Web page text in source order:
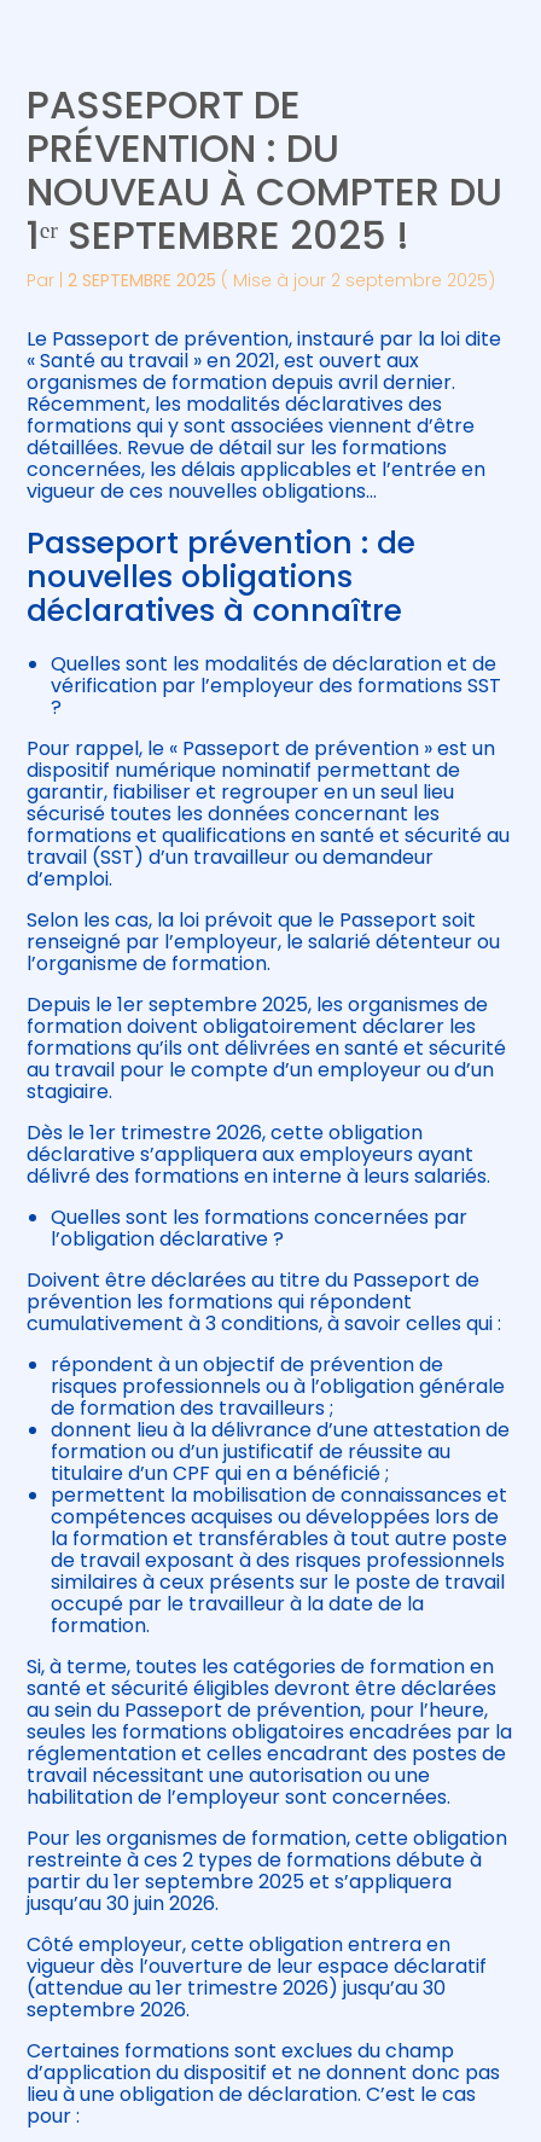
Gérer votre quotidien
Piloter votre entreprise
Développer votre entreprise
Être prêt pour la facturation
électronique
Suivre votre comptabilité
Gérer vos ressources humaines
PASSEPORT DE
PRÉVENTION : DU
NOUVEAU À COMPTER DU
1ᵉʳ SEPTEMBRE 2025 !
Par |2 SEPTEMBRE 2025 ( Mise à jour 2 septembre 2025)
Le Passeport de prévention, instauré par la loi dite
« Santé au travail » en 2021, est ouvert aux
organismes de formation depuis avril dernier.
Récemment, les modalités déclaratives des
formations qui y sont associées viennent d’être
détaillées. Revue de détail sur les formations
concernées, les délais applicables et l’entrée en
vigueur de ces nouvelles obligations…
Passeport prévention : de
nouvelles obligations
déclaratives à connaître
Quelles sont les modalités de déclaration et de
vérification par l’employeur des formations SST
?
Pour rappel, le « Passeport de prévention » est un
dispositif numérique nominatif permettant de
garantir, fiabiliser et regrouper en un seul lieu
sécurisé toutes les données concernant les
formations et qualifications en santé et sécurité au
travail (SST) d’un travailleur ou demandeur
d’emploi.
Selon les cas, la loi prévoit que le Passeport soit
renseigné par l’employeur, le salarié détenteur ou
l’organisme de formation.
Depuis le 1er septembre 2025, les organismes de
formation doivent obligatoirement déclarer les
formations qu’ils ont délivrées en santé et sécurité
au travail pour le compte d’un employeur ou d’un
stagiaire.
Dès le 1er trimestre 2026, cette obligation
déclarative s’appliquera aux employeurs ayant
délivré des formations en interne à leurs salariés.
Quelles sont les formations concernées par
l’obligation déclarative ?
Doivent être déclarées au titre du Passeport de
prévention les formations qui répondent
cumulativement à 3 conditions, à savoir celles qui :
répondent à un objectif de prévention de
risques professionnels ou à l’obligation générale
de formation des travailleurs ;
donnent lieu à la délivrance d’une attestation de
formation ou d’un justificatif de réussite au
titulaire d’un CPF qui en a bénéficié ;
permettent la mobilisation de connaissances et
compétences acquises ou développées lors de
la formation et transférables à tout autre poste
de travail exposant à des risques professionnels
similaires à ceux présents sur le poste de travail
occupé par le travailleur à la date de la
formation.
Si, à terme, toutes les catégories de formation en
santé et sécurité éligibles devront être déclarées
au sein du Passeport de prévention, pour l’heure,
seules les formations obligatoires encadrées par la
réglementation et celles encadrant des postes de
travail nécessitant une autorisation ou une
habilitation de l’employeur sont concernées.
Pour les organismes de formation, cette obligation
restreinte à ces 2 types de formations débute à
partir du 1er septembre 2025 et s’appliquera
jusqu’au 30 juin 2026.
Côté employeur, cette obligation entrera en
vigueur dès l’ouverture de leur espace déclaratif
(attendue au 1er trimestre 2026) jusqu’au 30
septembre 2026.
Certaines formations sont exclues du champ
d’application du dispositif et ne donnent donc pas
lieu à une obligation de déclaration. C’est le cas
pour :